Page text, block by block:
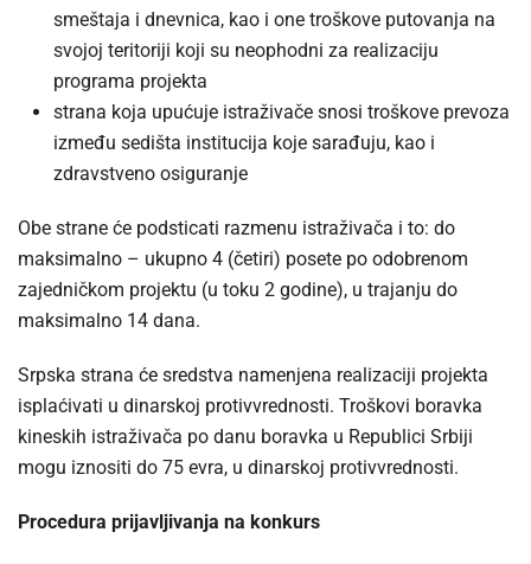
smeštaja i dnevnica, kao i one troškove putovanja na
svojoj teritoriji koji su neophodni za realizaciju
programa projekta
strana koja upućuje istraživače snosi troškove prevoza
između sedišta institucija koje sarađuju, kao i
zdravstveno osiguranje
Obe strane će podsticati razmenu istraživača i to: do
maksimalno – ukupno 4 (četiri) posete po odobrenom
zajedničkom projektu (u toku 2 godine), u trajanju do
maksimalno 14 dana.
Srpska strana će sredstva namenjena realizaciji projekta
isplaćivati u dinarskoj protivvrednosti. Troškovi boravka
kineskih istraživača po danu boravka u Republici Srbiji
mogu iznositi do 75 evra, u dinarskoj protivvrednosti.
Procedura prijavljivanja na konkurs